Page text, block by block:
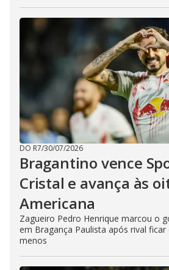
DO R7/30/07/2026
Bragantino vence
Cristal e avança às
Americana
Zagueiro Pedro Henrique marcou o
em Bragança Paulista após rival
menos